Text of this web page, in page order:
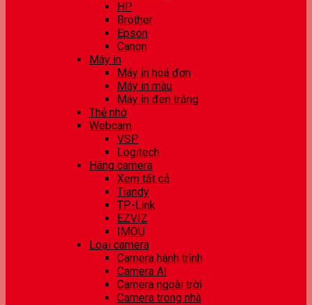
HP
Brother
Epson
Canon
Máy in
Máy in hoá đơn
Máy in màu
Máy in đen trắng
Thẻ nhớ
Webcam
VSP
Logitech
Hãng camera
Xem tất cả
Tiandy
TP-Link
EZVIZ
IMOU
Loại camera
Camera hành trình
Camera AI
Camera ngoài trời
Camera trong nhà